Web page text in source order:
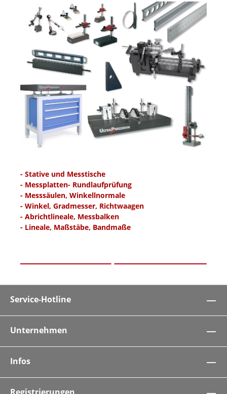
- Stative und Messtische
- Messplatten- Rundlaufprüfung
- Messsäulen, Winkellnormale
- Winkel, Gradmesser, Richtwaagen
- Abrichtlineale, Messbalken
- Lineale, Maßstäbe, Bandmaße
Service-Hotline
Unternehmen
Infos
Registrierungen